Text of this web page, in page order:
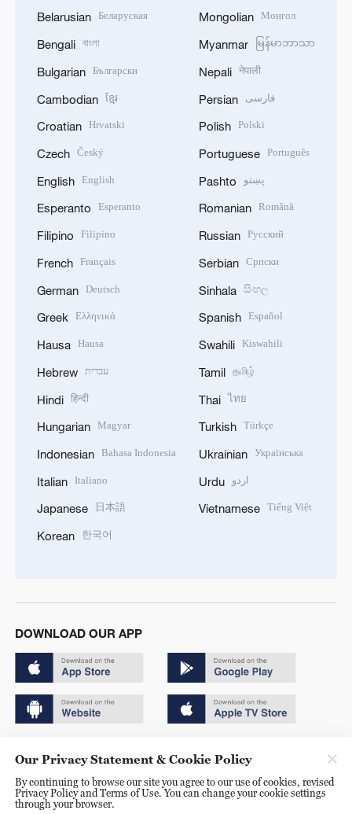
Belarusian Беларуская
Bengali বাংলা
Bulgarian Български
Cambodian ខ្មែរ
Croatian Hrvatski
Czech Český
English English
Esperanto Esperanto
Filipino Filipino
French Français
German Deutsch
Greek Ελληνικά
Hausa Hausa
Hebrew עברית
Hindi हिन्दी
Hungarian Magyar
Indonesian Bahasa Indonesia
Italian Italiano
Japanese 日本語
Korean 한국어
Mongolian Монгол
Myanmar မြန်မာဘာသာ
Nepali नेपाली
Persian فارسی
Polish Polski
Portuguese Português
Pashto پښتو
Romanian Română
Russian Русский
Serbian Српски
Sinhala සිංහල
Spanish Español
Swahili Kiswahili
Tamil தமிழ்
Thai ไทย
Turkish Türkçe
Ukrainian Українська
Urdu اردو
Vietnamese Tiếng Việt
DOWNLOAD OUR APP
京ICP备20000184号
京公网安备 11010502050052号
Our Privacy Statement & Cookie Policy
By continuing to browse our site you agree to our use of cookies, revised
Privacy Policy and Terms of Use. You can change your cookie settings
through your browser.